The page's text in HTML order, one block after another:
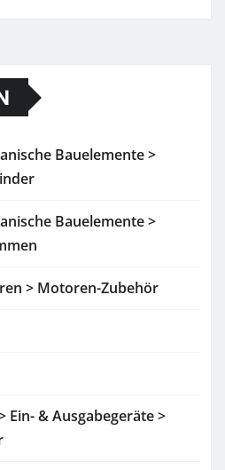
Bauelemente >
Bauelemente >
> Motoren-Zubehör
Ein- & Ausgabegeräte >